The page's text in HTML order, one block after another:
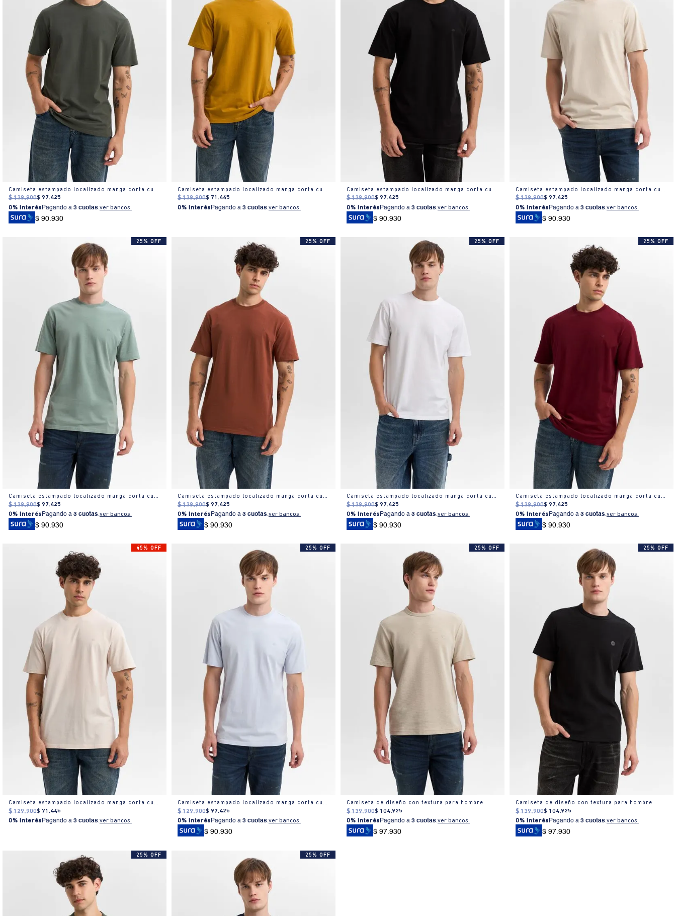
Camiseta estampado localizado manga corta cuello redondo para hombre
$ 129.900$ 97.425
0% Interés Pagando a 3 cuotas.ver bancos.
$ 90.930
Camiseta estampado localizado manga corta cuello redondo para hombre
$ 129.900$ 71 .445
0% Interés Pagando a 3 cuotas.ver bancos.
Camiseta estampado localizado manga corta cuello redondo para hombre
$ 129.900$ 97.425
0% Interés Pagando a 3 cuotas.ver bancos.
$ 90.930
Camiseta estampado localizado manga corta cuello redondo para hombre
$ 129.900$ 97.425
0% Interés Pagando a 3 cuotas.ver bancos.
$ 90.930
25% OFF
Camiseta estampado localizado manga corta cuello redondo para hombre
$ 129.900$ 97.425
0% Interés Pagando a 3 cuotas.ver bancos.
$ 90.930
25% OFF
Camiseta estampado localizado manga corta cuello redondo para hombre
$ 129.900$ 97.425
0% Interés Pagando a 3 cuotas.ver bancos.
$ 90.930
25% OFF
Camiseta estampado localizado manga corta cuello redondo para hombre
$ 129.900$ 97.425
0% Interés Pagando a 3 cuotas.ver bancos.
$ 90.930
25% OFF
Camiseta estampado localizado manga corta cuello redondo para hombre
$ 129.900$ 97.425
0% Interés Pagando a 3 cuotas.ver bancos.
$ 90.930
45% OFF
Camiseta estampado localizado manga corta cuello redondo para hombre
$ 129.900$ 71 .445
0% InterésPagando a 3 cuotas.ver bancos.
25% OFF
Camiseta estampado localizado manga corta cuello redondo para hombre
$ 129.900$ 97.425
0% InterésPagando a 3 cuotas.ver bancos.
$ 90.930
25% OFF
Camiseta de diseño con textura para hombre
$ 139.900$ 104.925
0% InterésPagando a 3 cuotas.ver bancos.
$ 97.930
25% OFF
Camiseta de diseño con textura para hombre
$ 139.900$ 104.925
0% InterésPagando a 3 cuotas.ver bancos.
$ 97.930
25% OFF 25% OFF